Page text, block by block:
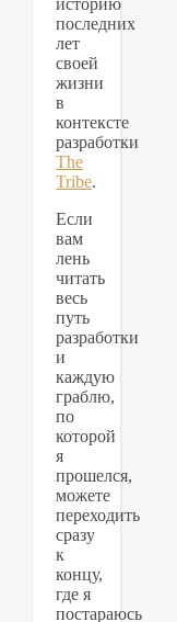
последних
лет
своей
жизни
в
контексте
разработки
The
Tribe.
Если
вам
лень
читать
весь
путь
разработки
и
каждую
граблю,
по
которой
я
прошелся,
можете
переходить
сразу
к
концу,
где я
постараюсь